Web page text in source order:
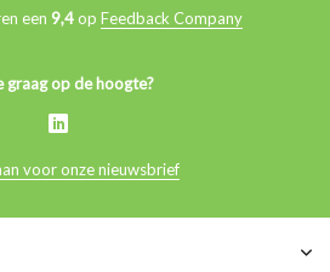
een 9,4op Feedback Company
graag op de hoogte?
voor onze nieuwsbrief